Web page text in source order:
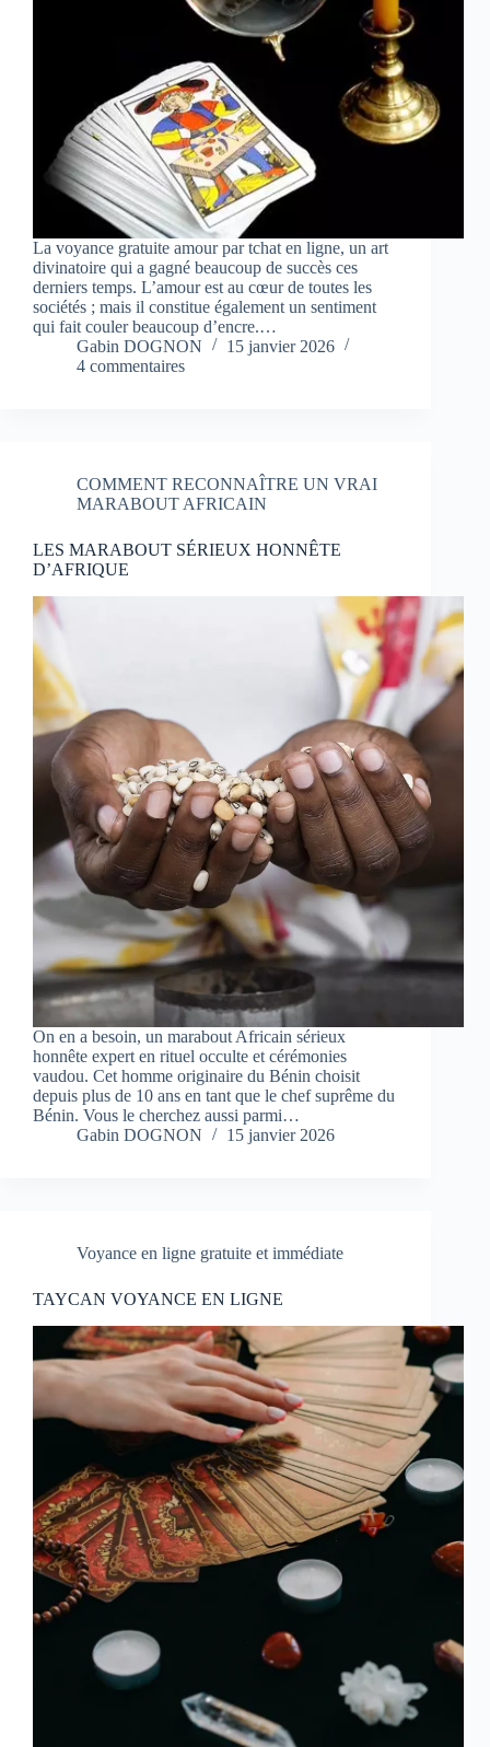
La voyance gratuite amour par tchat en ligne, un art
divinatoire qui a gagné beaucoup de succès ces
derniers temps. L’amour est au cœur de toutes les
sociétés ; mais il constitue également un sentiment
qui fait couler beaucoup d’encre.…
Gabin DOGNON
15 janvier 2026
4 commentaires
COMMENT RECONNAÎTRE UN VRAI
MARABOUT AFRICAIN
LES MARABOUT SÉRIEUX HONNÊTE
D’AFRIQUE
On en a besoin, un marabout Africain sérieux
honnête expert en rituel occulte et cérémonies
vaudou. Cet homme originaire du Bénin choisit
depuis plus de 10 ans en tant que le chef suprême du
Bénin. Vous le cherchez aussi parmi…
Gabin DOGNON
15 janvier 2026
Voyance en ligne gratuite et immédiate
TAYCAN VOYANCE EN LIGNE